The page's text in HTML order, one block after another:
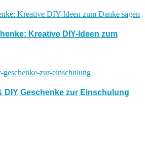
Kreative DIY-Ideen zum
DIY Geschenke zur Einschulung